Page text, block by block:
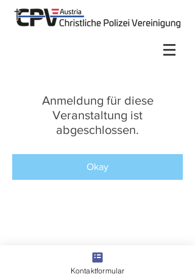
Anmeldung für diese
Veranstaltung ist
abgeschlossen.
Okay
Kontaktformular